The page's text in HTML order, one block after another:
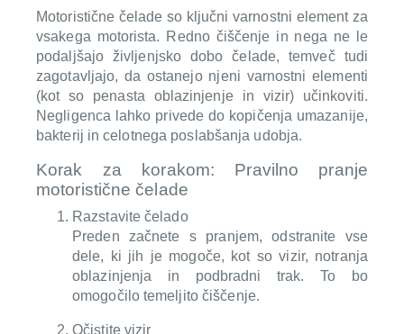
Motoristične čelade so ključni varnostni element za
vsakega motorista. Redno čiščenje in nega ne le
podaljšajo življenjsko dobo čelade, temveč tudi
zagotavljajo, da ostanejo njeni varnostni elementi
(kot so penasta oblazinjenje in vizir) učinkoviti.
Negligenca lahko privede do kopičenja umazanije,
bakterij in celotnega poslabšanja udobja.
Korak za korakom: Pravilno pranje
motoristične čelade
Razstavite čelado
Preden začnete s pranjem, odstranite vse
dele, ki jih je mogoče, kot so vizir, notranja
oblazinjenja in podbradni trak. To bo
omogočilo temeljito čiščenje.
Očistite vizir